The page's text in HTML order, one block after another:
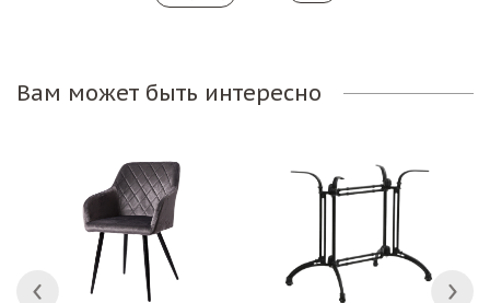
Вам может быть интересно